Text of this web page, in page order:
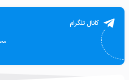
کانال تلگرام